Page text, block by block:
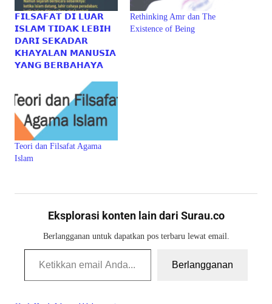
𝗙𝗜𝗟𝗦𝗔𝗙𝗔𝗧 𝗗𝗜 𝗟𝗨𝗔𝗥
𝗜𝗦𝗟𝗔𝗠 𝗧𝗜𝗗𝗔𝗞 𝗟𝗘𝗕𝗜𝗛
𝗗𝗔𝗥𝗜 𝗦𝗘𝗞𝗔𝗗𝗔𝗥
𝗞𝗛𝗔𝗬𝗔𝗟𝗔𝗡 𝗠𝗔𝗡𝗨𝗦𝗜𝗔
𝗬𝗔𝗡𝗚 𝗕𝗘𝗥𝗕𝗔𝗛𝗔𝗬𝗔
Rethinking Amr dan The
Existence of Being
Teori dan Filsafat Agama
Islam
Eksplorasi konten lain dari Surau.co
Berlangganan untuk dapatkan pos terbaru lewat email.
Ketikkan email Anda...
Berlangganan